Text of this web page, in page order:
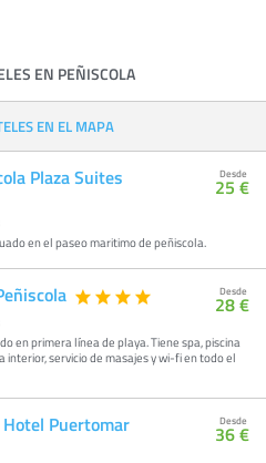
EN PEÑISCOLA
EN EL MAPA
Plaza Suites
en el paseo maritimo de peñiscola.
Desde
25 €
en primera línea de playa. Tiene spa, piscina
interior, servicio de masajes y wi-fi en todo el
Desde
28 €
Puertomar Desde
36 €